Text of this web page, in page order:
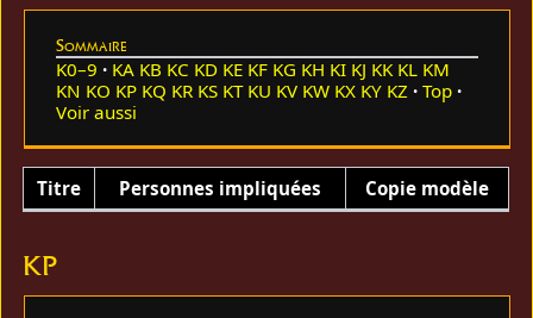
Sommaire
K0–9 KA KB KC KD KE KF KG KH KI KJ KK KL KM
KN KO KP KQ KR KS KT KU KV KW KX KY KZ
Top
Voir aussi
Titre Personnes impliquées Copie modèle
KP